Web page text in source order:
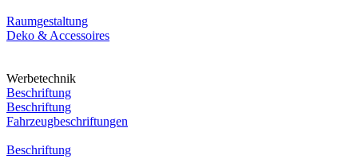
Raumgestaltung
Deko & Accessoires
Werbetechnik
Beschriftung
Beschriftung
Fahrzeugbeschriftungen
Beschriftung